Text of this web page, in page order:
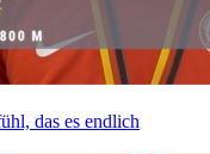
das es endlich